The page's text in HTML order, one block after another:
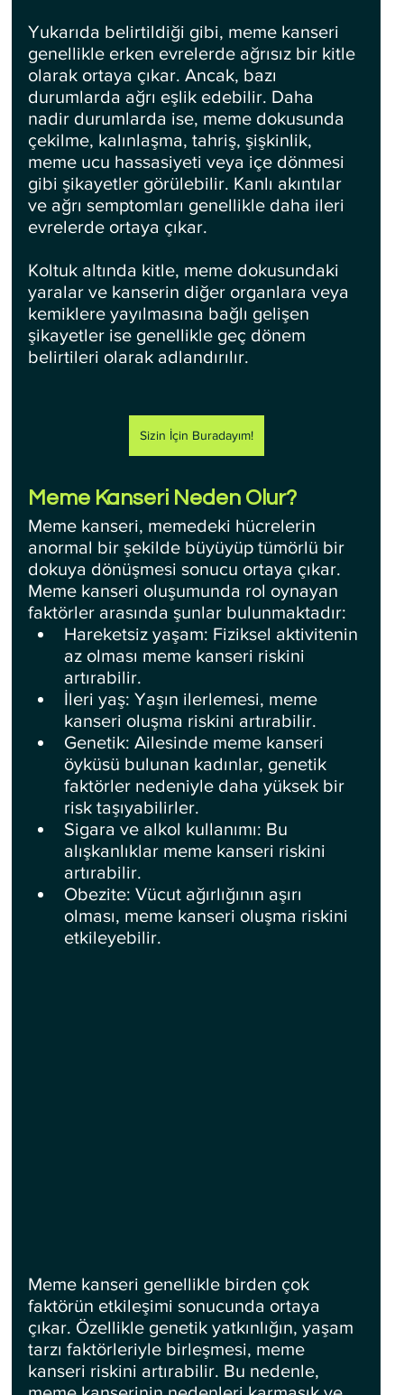
Yukarıda belirtildiği gibi, meme kanseri
genellikle erken evrelerde ağrısız bir kitle
olarak ortaya çıkar. Ancak, bazı
durumlarda ağrı eşlik edebilir. Daha
nadir durumlarda ise, meme dokusunda
çekilme, kalınlaşma, tahriş, şişkinlik,
meme ucu hassasiyeti veya içe dönmesi
gibi şikayetler görülebilir. Kanlı akıntılar
ve ağrı semptomları genellikle daha ileri
evrelerde ortaya çıkar.
Koltuk altında kitle, meme dokusundaki
yaralar ve kanserin diğer organlara veya
kemiklere yayılmasına bağlı gelişen
şikayetler ise genellikle geç dönem
belirtileri olarak adlandırılır.
Sizin İçin Buradayım!
Meme Kanseri Neden Olur?
Meme kanseri, memedeki hücrelerin
anormal bir şekilde büyüyüp tümörlü bir
dokuya dönüşmesi sonucu ortaya çıkar.
Meme kanseri oluşumunda rol oynayan
faktörler arasında şunlar bulunmaktadır:
Hareketsiz yaşam: Fiziksel aktivitenin
az olması meme kanseri riskini
artırabilir.
İleri yaş: Yaşın ilerlemesi, meme
kanseri oluşma riskini artırabilir.
Genetik: Ailesinde meme kanseri
öyküsü bulunan kadınlar, genetik
faktörler nedeniyle daha yüksek bir
risk taşıyabilirler.
Sigara ve alkol kullanımı: Bu
alışkanlıklar meme kanseri riskini
artırabilir.
Obezite: Vücut ağırlığının aşırı
olması, meme kanseri oluşma riskini
etkileyebilir.
Meme kanseri genellikle birden çok
faktörün etkileşimi sonucunda ortaya
çıkar. Özellikle genetik yatkınlığın, yaşam
tarzı faktörleriyle birleşmesi, meme
kanseri riskini artırabilir. Bu nedenle,